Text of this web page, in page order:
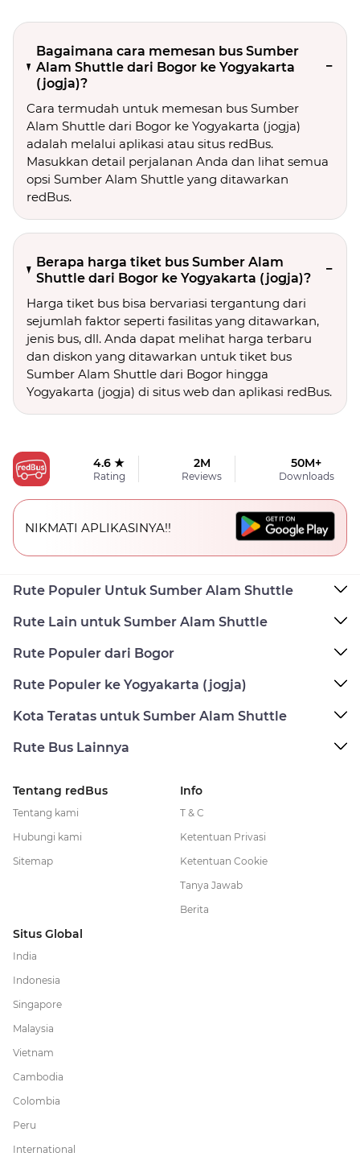
Bagaimana cara memesan bus Sumber
Alam Shuttle dari Bogor ke Yogyakarta
(jogja)?
Cara termudah untuk memesan bus Sumber
Alam Shuttle dari Bogor ke Yogyakarta (jogja)
adalah melalui aplikasi atau situs redBus.
Masukkan detail perjalanan Anda dan lihat semua
opsi Sumber Alam Shuttle yang ditawarkan
redBus.
Berapa harga tiket bus Sumber Alam
Shuttle dari Bogor ke Yogyakarta (jogja)?
Harga tiket bus bisa bervariasi tergantung dari
sejumlah faktor seperti fasilitas yang ditawarkan,
jenis bus, dll. Anda dapat melihat harga terbaru
dan diskon yang ditawarkan untuk tiket bus
Sumber Alam Shuttle dari Bogor hingga
Yogyakarta (jogja) di situs web dan aplikasi redBus.
4.6 ★
Rating
2M
Reviews
50M+
Downloads
NIKMATI APLIKASINYA!!
Rute Populer Untuk Sumber Alam Shuttle
Rute Lain untuk Sumber Alam Shuttle
Rute Populer dari Bogor
Rute Populer ke Yogyakarta (jogja)
Kota Teratas untuk Sumber Alam Shuttle
Rute Bus Lainnya
Tentang redBus
Tentang kami
Hubungi kami
Sitemap
Info
T & C
Ketentuan Privasi
Ketentuan Cookie
Tanya Jawab
Berita
Situs Global
India
Indonesia
Singapore
Malaysia
Vietnam
Cambodia
Colombia
Peru
International